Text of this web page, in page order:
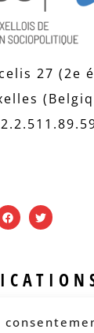
27 (2e